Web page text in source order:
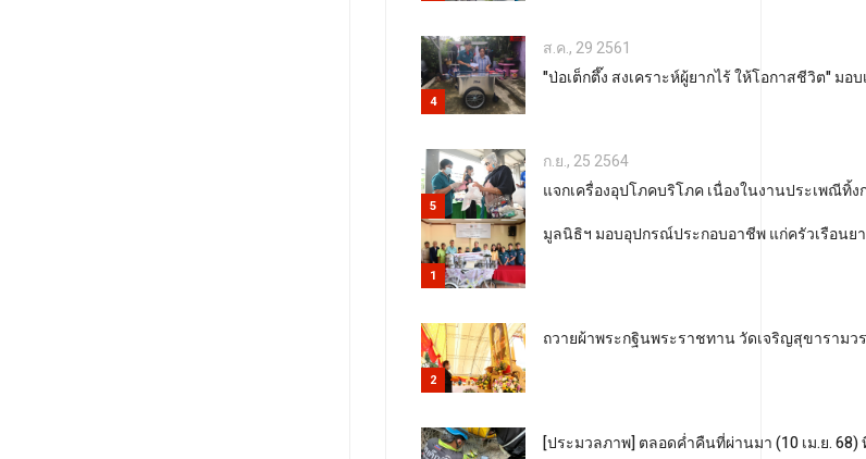
4
ส.ค., 29 2561
"ป่อเต็กตึ๊ง สงเคราะห์ผู้ยากไร้ ให้โอกาสชีวิต" มอ
5
ก.ย., 25 2564
แจกเครื่องอุปโภคบริโภค เนื่องในงานประเพณีทิ้
1
มูลนิธิฯ มอบอุปกรณ์ประกอบอาชีพ แก่ครัวเรือนย
2
ถวายผ้าพระกฐินพระราชทาน วัดเจริญสุขารามว
[ประมวลภาพ] ตลอดค่ำคืนที่ผ่านมา (10 เม.ย.